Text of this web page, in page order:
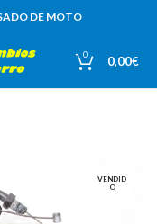
DE MOTO
0 0,00€
VENDID
O